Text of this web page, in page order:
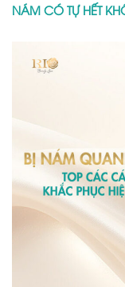
NÁM CÓ TỰ HẾT